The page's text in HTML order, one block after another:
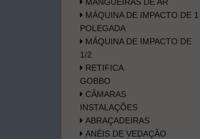
MÁQUINA DE IMPACTO DE 1
POLEGADA
MÁQUINA DE IMPACTO DE
1/2
RETIFICA
GOBBO
CÂMARAS
INSTALAÇÕES
ABRAÇADEIRAS
ANÉIS DE VEDAÇÃO